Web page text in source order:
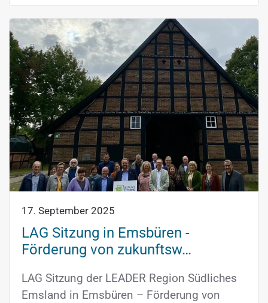
17. September 2025
LAG Sitzung in Emsbüren -
Förderung von zukunftsw…
LAG Sitzung der LEADER Region Südliches
Emsland in Emsbüren – Förderung von